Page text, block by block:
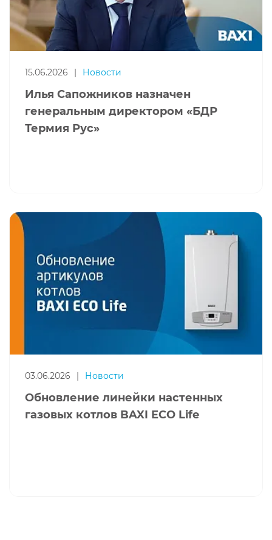
15.06.2026 | Новости
Илья Сапожников назначен
генеральным директором «БДР
Термия Рус»
03.06.2026 Новости
Обновление линейки настенных
газовых котлов BAXI ECO Life